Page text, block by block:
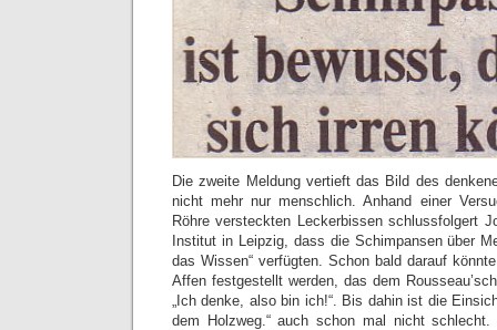
Die zweite Meldung vertieft das Bild des
nicht mehr nur menschlich. Anhand einer
Röhre versteckten Leckerbissen schlussfolgert
Institut in Leipzig, dass die Schimpansen über
das Wissen“ verfügten. Schon bald darauf
Affen festgestellt werden, das dem
„Ich denke, also bin ich!“. Bis dahin ist die
dem Holzweg.“ auch schon mal nicht